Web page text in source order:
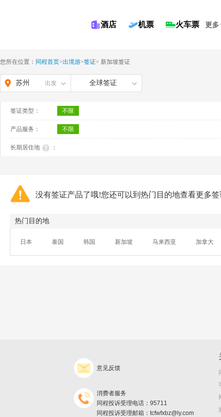
酒店 机票 火车票 更多
您所在位置： 同程首页>出境游>签证> 新加坡签证
苏州 出发 全球签证
签证类型： 不限
产品服务： 不限
长期居住地 ：
没有签证产品了哦!您还可以到热门目的地查看更多
热门目的地
日本 泰国 韩国 新加坡 马来西亚 加拿大
意见反馈
消费者服务
同程投诉受理电话：95711
同程投诉受理邮箱：tcfwfxbz@ly.com